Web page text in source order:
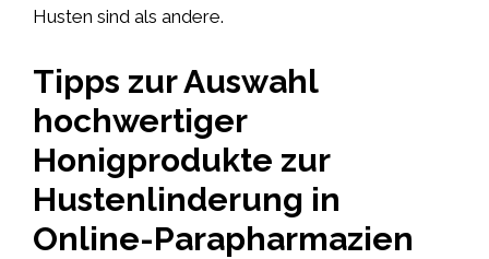
Husten sind als andere.
Tipps zur Auswahl
hochwertiger
Honigprodukte zur
Hustenlinderung in
Online-Parapharmazien